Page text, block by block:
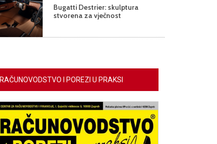
Bugatti Destrier: skulptura
stvorena za vječnost
RAČUNOVODSTVO I POREZI U PRAKSI